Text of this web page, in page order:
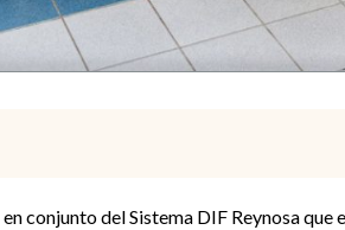
conjunto del Sistema DIF Reynosa que